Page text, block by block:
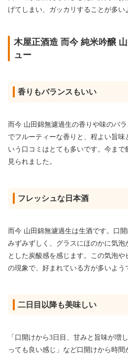
げてしまい、ガッカリすることが多い
木屋正酒造 而今 純米吟醸
ュー
香りもバランスもいい
而今 山田錦無濾過生の香りや味のバ
でフルーティーな香りと、程よい旨味
いう口コミはとても多いです。今まで
見られました。
フレッシュな日本酒
而今 山田錦無濾過生は生酒です。口
みずみずしく、グラスにほのかに気泡
とした炭酸感を感じます。この気泡
の現象で、好まれている方が多いよう
二日目以降も美味しい
「口開けから3日目、甘みと旨味が増
っても良い感じ」など口開けから時